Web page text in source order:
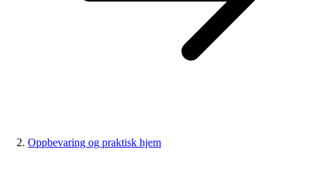
Oppbevaring og praktisk hjem